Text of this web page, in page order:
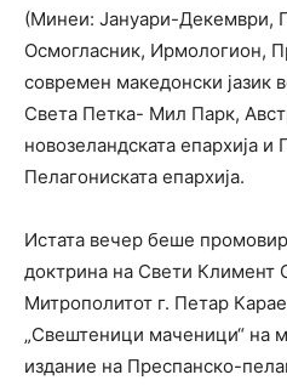
(Минеи: Јануари-Декември,
Осмогласник, Ирмологион,
современ македонски јазик
Света Петка- Мил Парк,
новозеландската епархија и
Пелагониската епархија.
Истата вечер беше
доктрина на Свети Климент
Митрополитот г. Петар
„Свештеници маченици“ на
издание на Преспанско-